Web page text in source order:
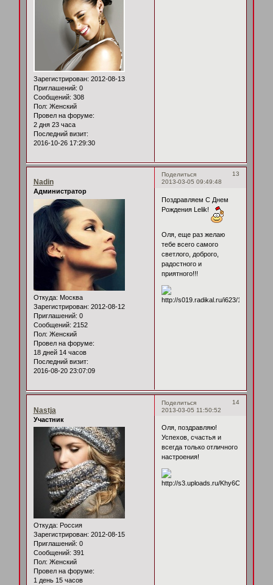
Зарегистрирован: 2012-08-13
Приглашений: 0
Сообщений: 308
Пол: Женский
Провел на форуме:
2 дня 23 часа
Последний визит:
2016-10-26 17:29:30
Поделиться
13
2013-03-05 09:49:48
Nadin
Администратор
Откуда: Москва
Зарегистрирован: 2012-08-12
Приглашений: 0
Сообщений: 2152
Пол: Женский
Провел на форуме:
18 дней 14 часов
Последний визит:
2016-08-20 23:07:09
Поздравляем С Днем
Рождения Lelik!
Оля, еще раз желаю
тебе всего самого
светлого, доброго,
радостного и
приятного!!!
Поделиться
14
2013-03-05 11:50:52
Nastja
Участник
Откуда: Россия
Зарегистрирован: 2012-08-15
Приглашений: 0
Сообщений: 391
Пол: Женский
Провел на форуме:
1 день 15 часов
Оля, поздравляю!
Успехов, счастья и
всегда только отличного
настроения!